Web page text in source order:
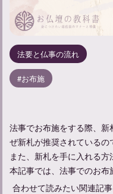
法要と仏事の流れ
お布施
法事でお布施をする際、
ぜ新札が推奨されているの
また、新札を手に入れる
本記事では、法事でのお布
合わせて読みたい関連記事